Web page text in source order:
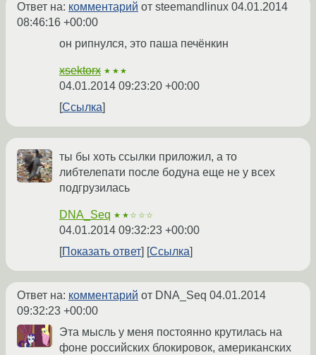
Ответ на: комментарий от steemandlinux 04.01.2014
08:46:16 +00:00
он рипнулся, это паша печёнкин
xsektorx ★★★
04.01.2014 09:23:20 +00:00
Ссылка
ты бы хоть ссылки приложил, а то
либтелепати после бодуна еще не у всех
подгрузилась
DNA_Seq ★★☆☆☆
04.01.2014 09:32:23 +00:00
Показать ответ
Ссылка
Ответ на: комментарий от DNA_Seq 04.01.2014
09:32:23 +00:00
Эта мысль у меня постоянно крутилась на
фоне российских блокировок, американских